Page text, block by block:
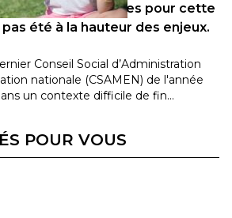
attendues pour cette
pas été à la hauteur des enjeux.
Conseil Social d’Administration
nationale (CSAMEN) de l'année
un contexte difficile de fin…
POUR VOUS